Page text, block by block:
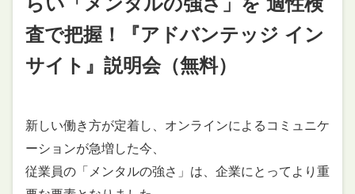
査で把握！『アドバンテッジ イン
サイト』説明会（無料）
新しい働き方が定着し、オンラインによるコミュニケ
ーションが急増した今、
従業員の「メンタルの強さ」は、企業にとってより重